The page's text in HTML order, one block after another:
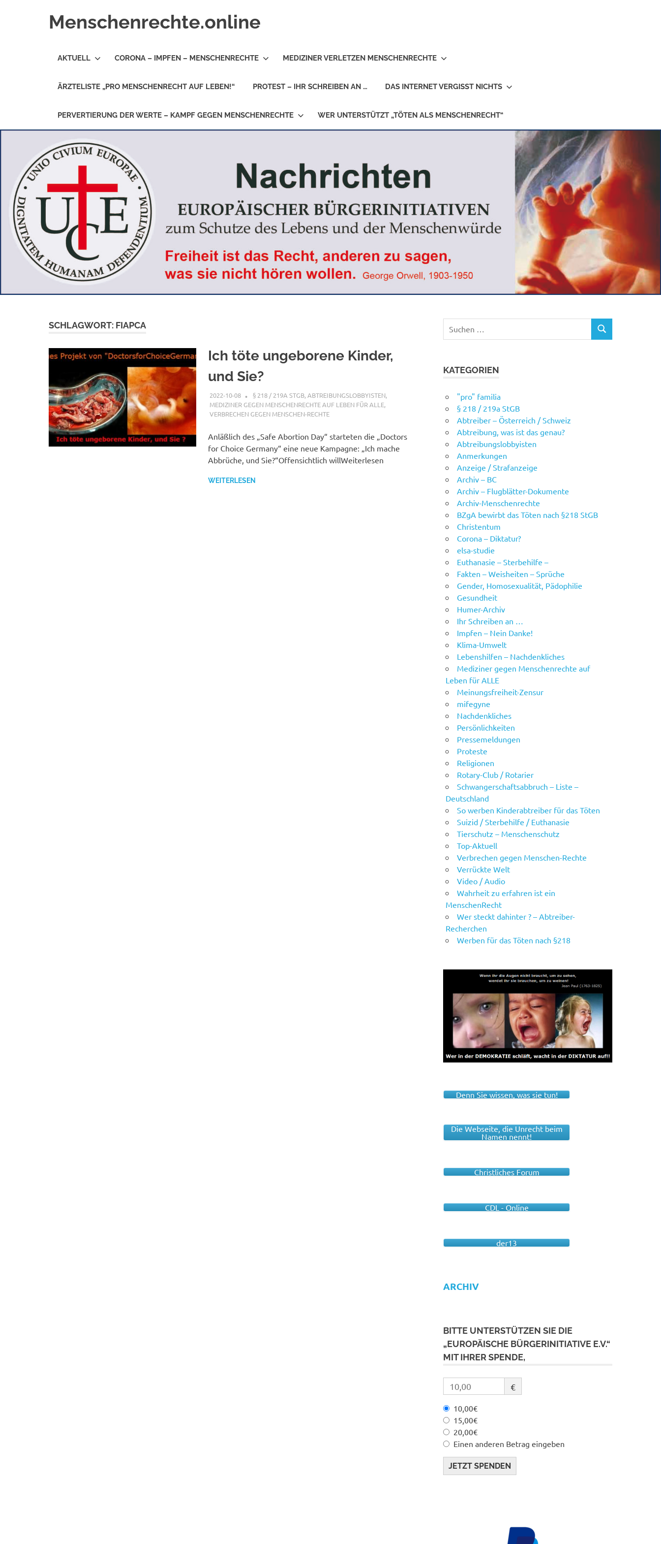
Menschenrechte.online
alle
Geborene
AKTUELL CORONA – IMPFEN – MENSCHENRECHTE MEDIZINER VERLETZEN MENSCHENRECHTE
ÄRZTELISTE „PRO MENSCHENRECHT AUF LEBEN!“ PROTEST – IHR SCHREIBEN AN … DAS INTERNET VERGISST NICHTS
PERVERTIERUNG DER WERTE – KAMPF GEGEN MENSCHENRECHTE WER UNTERSTÜTZT „TÖTEN ALS MENSCHENRECHT“
SCHLAGWORT: FIAPCA
Ich töte ungeborene Kinder,
und Sie?
2022-10-08 XX
§ 218 / 219A STGB,ABTREIBUNGSLOBBYISTEN,
MEDIZINER GEGEN MENSCHENRECHTE AUF LEBEN FÜR ALLE,
VERBRECHEN GEGEN MENSCHEN-RECHTE
Anläßlich des „Safe Abortion Day“ starteten die „Doctors
for Choice Germany“ eine neue Kampagne: „Ich mache
Abbrüche, und Sie?“Offensichtlich willWeiterlesen
WEITERLESEN
Suchen
SUCHEN
KATEGORIEN
"pro" familia
§ 218 / 219a StGB
Abtreiber – Österreich / Schweiz
Abtreibung, was ist das genau?
Abtreibungslobbyisten
Anmerkungen
Anzeige / Strafanzeige
Archiv – BC
Archiv – Flugblätter-Dokumente
Archiv-Menschenrechte
BZgA bewirbt das Töten nach §218 StGB
Christentum
Corona – Diktatur?
elsa-studie
Euthanasie – Sterbehilfe –
Fakten – Weisheiten – Sprüche
Gender, Homosexualität, Pädophilie
Gesundheit
Humer-Archiv
Ihr Schreiben an …
Impfen – Nein Danke!
Klima-Umwelt
Lebenshilfen – Nachdenkliches
Mediziner gegen Menschenrechte auf
Leben für ALLE
Meinungsfreiheit-Zensur
mifegyne
Nachdenkliches
Persönlichkeiten
Pressemeldungen
Proteste
Religionen
Rotary-Club / Rotarier
Schwangerschaftsabbruch – Liste –
Deutschland
So werben Kinderabtreiber für das Töten
Suizid / Sterbehilfe / Euthanasie
Tierschutz – Menschenschutz
Top-Aktuell
Verbrechen gegen Menschen-Rechte
Verrückte Welt
Video / Audio
Wahrheit zu erfahren ist ein
MenschenRecht
Wer steckt dahinter ? – Abtreiber-
Recherchen
Werben für das Töten nach §218
Denn Sie wissen, was sie tun!
Die Webseite, die Unrecht beim
Namen nennt!
Christliches Forum
CDL - Online
der13
ARCHIV
BITTE UNTERSTÜTZEN SIE DIE
„EUROPÄISCHE BÜRGERINITIATIVE E.V.“
MIT IHRER SPENDE,
€
10,00€
15,00€
20,00€
Einen anderen Betrag eingeben
JETZT SPENDEN